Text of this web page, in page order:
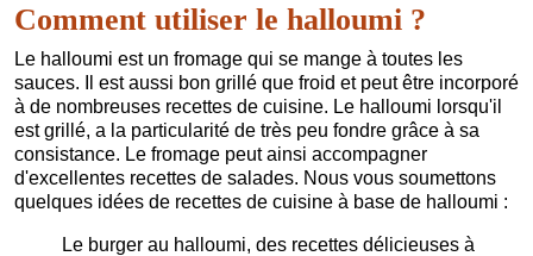
Comment utiliser le halloumi ?
Le halloumi est un fromage qui se mange à toutes les
sauces. Il est aussi bon grillé que froid et peut être incorporé
à de nombreuses recettes de cuisine. Le halloumi lorsqu'il
est grillé, a la particularité de très peu fondre grâce à sa
consistance. Le fromage peut ainsi accompagner
d'excellentes recettes de salades. Nous vous soumettons
quelques idées de recettes de cuisine à base de halloumi :
Le burger au halloumi, des recettes délicieuses à